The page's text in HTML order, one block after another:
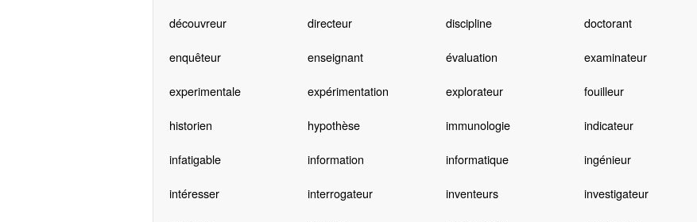
découvreur directeur discipline doctorant
enquêteur enseignant évaluation examinateur
experimentale expérimentation explorateur fouilleur
historien hypothèse immunologie indicateur
infatigable information informatique ingénieur
intéresser interrogateur inventeurs investigateur